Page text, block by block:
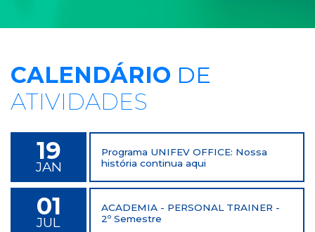
CALENDÁRIO DE
ATIVIDADES
19
JAN
Programa UNIFEV OFFICE: Nossa
história continua aqui
01
JUL
ACADEMIA - PERSONAL TRAINER -
2º Semestre